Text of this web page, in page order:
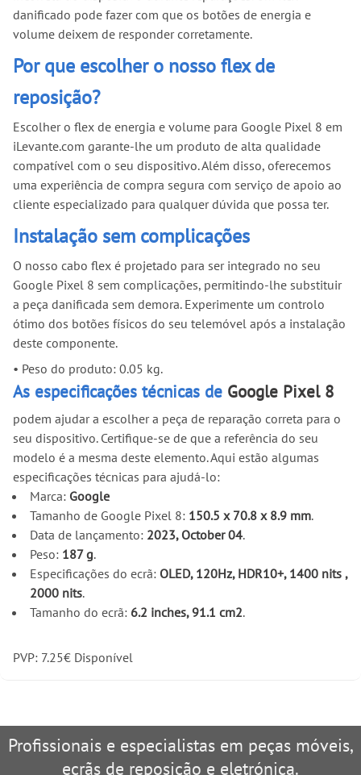
danificado pode fazer com que os botões de energia e
volume deixem de responder corretamente.
Por que escolher o nosso flex de
reposição?
Escolher o flex de energia e volume para Google Pixel 8 em
iLevante.com garante-lhe um produto de alta qualidade
compatível com o seu dispositivo. Além disso, oferecemos
uma experiência de compra segura com serviço de apoio ao
cliente especializado para qualquer dúvida que possa ter.
Instalação sem complicações
O nosso cabo flex é projetado para ser integrado no seu
Google Pixel 8 sem complicações, permitindo-lhe substituir
a peça danificada sem demora. Experimente um controlo
ótimo dos botões físicos do seu telemóvel após a instalação
deste componente.
• Peso do produto: 0.05 kg.
As especificações técnicas de Google Pixel 8
podem ajudar a escolher a peça de reparação correta para o
seu dispositivo. Certifique-se de que a referência do seu
modelo é a mesma deste elemento. Aqui estão algumas
especificações técnicas para ajudá-lo:
Marca: Google
Tamanho de Google Pixel 8: 150.5 x 70.8 x 8.9 mm.
Data de lançamento: 2023, October 04.
Peso: 187 g.
Especificações do ecrã: OLED, 120Hz, HDR10+, 1400 nits ,
2000 nits.
Tamanho do ecrã: 6.2 inches, 91.1 cm2.
PVP: 7.25€ Disponível
Profissionais e especialistas em peças móveis,
ecrãs de reposição e eletrónica.